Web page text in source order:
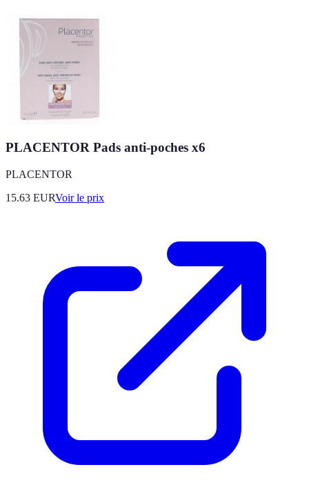
PLACENTOR Pads anti-poches x6
PLACENTOR
15.63 EURVoir le prix